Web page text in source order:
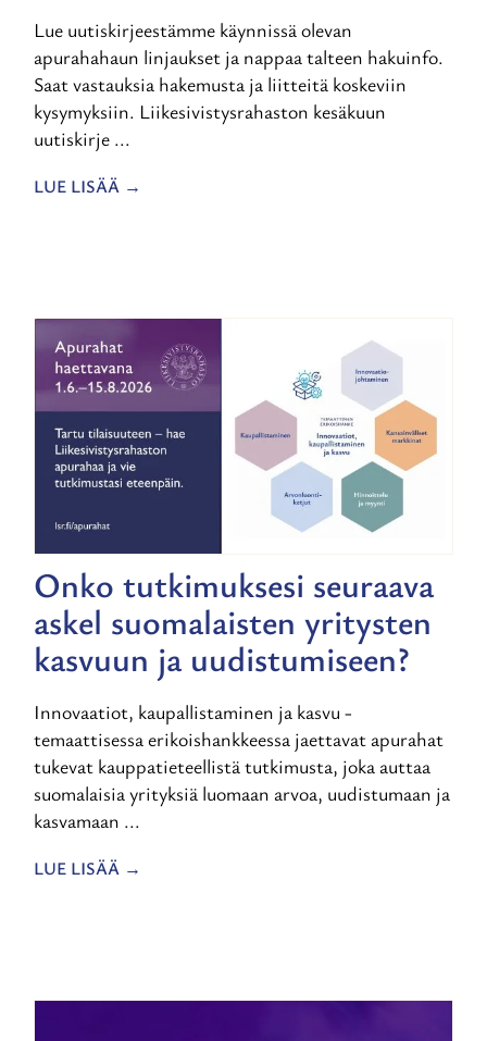
Lue uutiskirjeestämme käynnissä olevan
apurahahaun linjaukset ja nappaa talteen hakuinfo.
Saat vastauksia hakemusta ja liitteitä koskeviin
kysymyksiin. Liikesivistysrahaston kesäkuun
uutiskirje ...
LUE LISÄÄ
Onko tutkimuksesi seuraava
askel suomalaisten yritysten
kasvuun ja uudistumiseen?
Innovaatiot, kaupallistaminen ja kasvu -
temaattisessa erikoishankkeessa jaettavat apurahat
tukevat kauppatieteellistä tutkimusta, joka auttaa
suomalaisia yrityksiä luomaan arvoa, uudistumaan ja
kasvamaan ...
LUE LISÄÄ